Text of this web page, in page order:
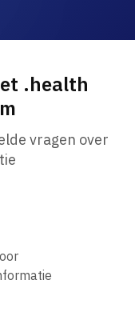
.health
vragen over